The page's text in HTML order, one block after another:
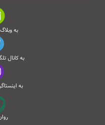
به
به کانال
به